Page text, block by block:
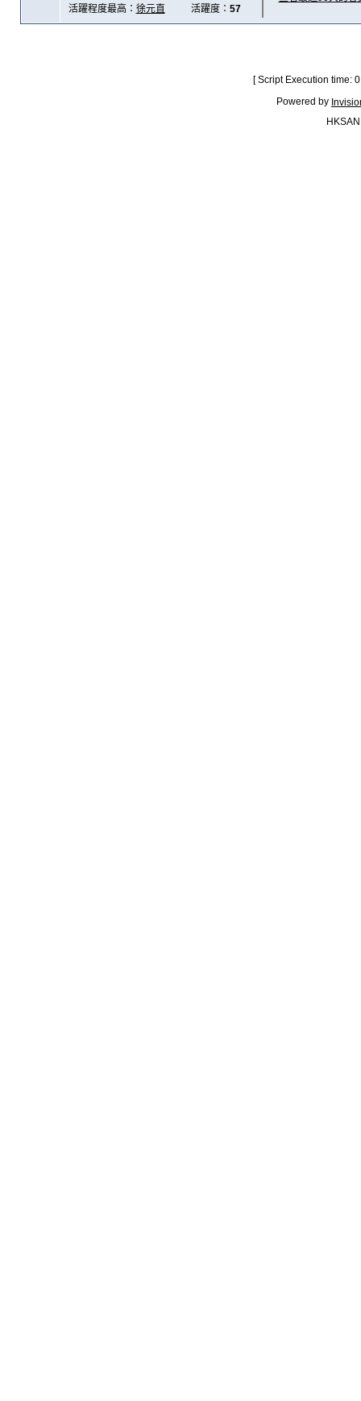
活躍程度最高： 徐元直 活躍度： 57
[ Script Execution time:
Powered by